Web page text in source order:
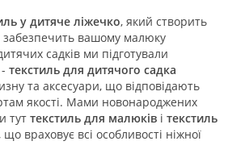
у дитяче ліжечко, який створить
вашому малюку
садків ми підготували
текстиль для дитячого садка
та аксесуари, що відповідають
якості. Мами новонароджених
тут текстиль для малюків і текстиль
що враховує всі особливості ніжної